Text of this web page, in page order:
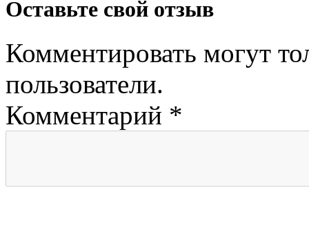
Оставьте свой отзыв
Комментировать могут
пользователи.
Комментарий *